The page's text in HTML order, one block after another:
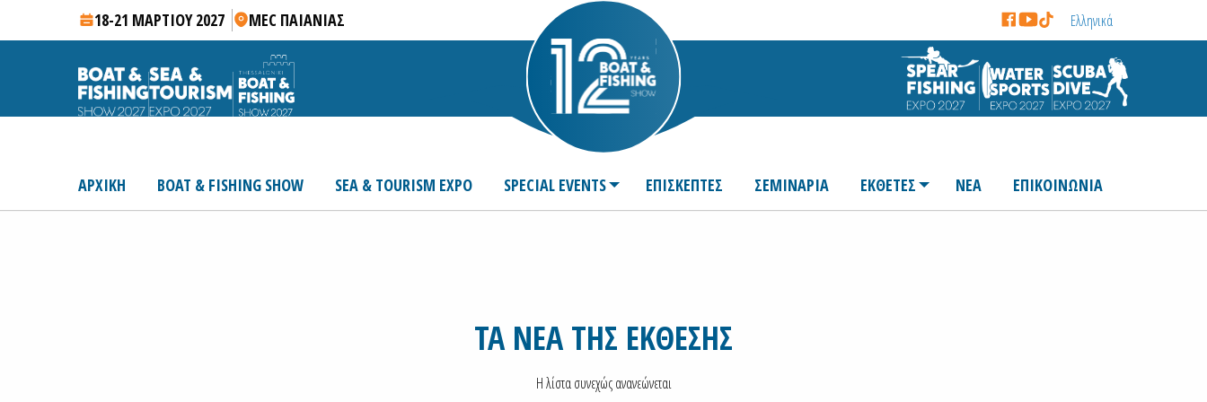
18-21 ΜΑΡΤΙΟΥ 2027 MEC ΠΑΙΑΝΙΑΣ Ελληνικά
ΑΡΧΙΚΗ BOAT & FISHING SHOW SEA & TOURISM EXPO SPECIAL EVENTS ΕΠΙΣΚΕΠΤΕΣ ΣΕΜΙΝΑΡΙΑ ΕΚΘΕΤΕΣ ΝΕΑ ΕΠΙΚΟΙΝΩΝΙΑ
ΤΑ ΝΕΑ ΤΗΣ ΕΚΘΕΣΗΣ
Η λίστα συνεχώς ανανεώνεται